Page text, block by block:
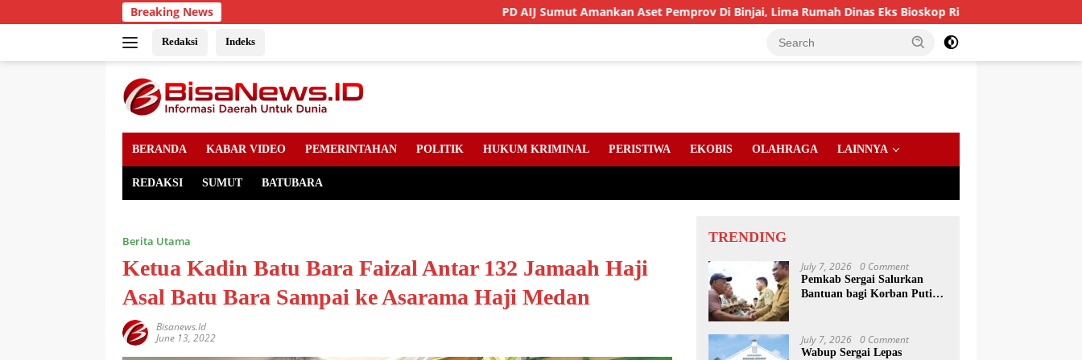
to
Breaking News PD AIJ Sumut Amankan Aset Pemprov Di Binjai, Lima Rumah Dinas Eks Bioskop Ria Dibongkar
Redaksi Indeks
BERANDA KABAR VIDEO PEMERINTAHAN POLITIK HUKUM KRIMINAL PERISTIWA EKOBIS OLAHRAGA LAINNYA
REDAKSI SUMUT BATUBARA
Berita Utama
Ketua Kadin Batu Bara Faizal Antar 132 Jamaah Haji
Asal Batu Bara Sampai ke Asarama Haji Medan
Bisanews.id
June 13, 2022
TRENDING
July 7, 2026 0 Comment
Pemkab Sergai Salurkan
Bantuan bagi Korban Puting
July 7, 2026 0 Comment
Wabup Sergai Lepas